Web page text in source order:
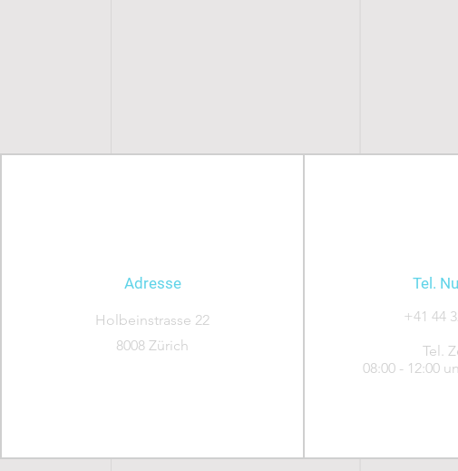
Adresse
Holbeinstrasse 22
8008 Zürich
Tel.
+41 44
Tel.
08:00 - 12:00